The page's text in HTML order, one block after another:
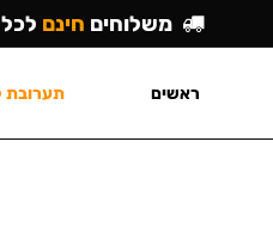
משלוחים חינם לכל
ראשים תערובת